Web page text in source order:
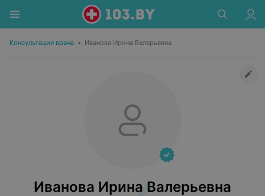
Консультация врача • Иванова Ирина Валерьевна
Иванова Ирина Валерьевна